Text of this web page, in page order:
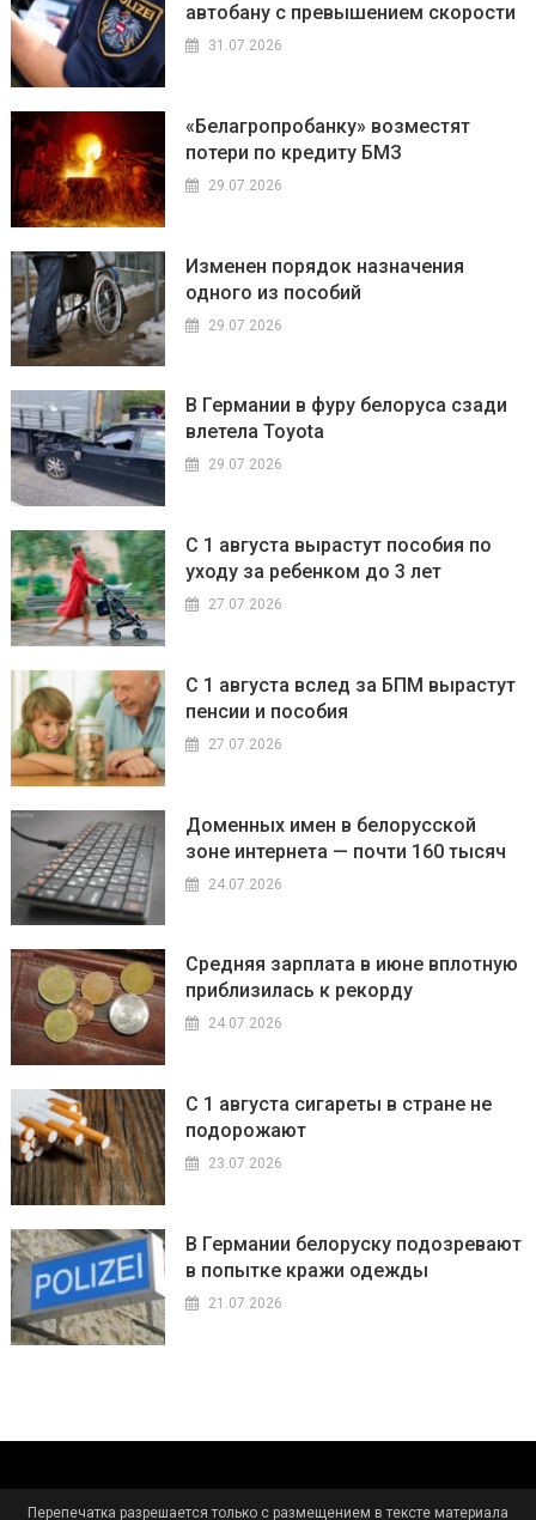
автобану с превышением скорости
31.07.2026
«Белагропробанку» возместят
потери по кредиту БМЗ
29.07.2026
Изменен порядок назначения
одного из пособий
29.07.2026
В Германии в фуру белоруса сзади
влетела Toyota
29.07.2026
С 1 августа вырастут пособия по
уходу за ребенком до 3 лет
27.07.2026
С 1 августа вслед за БПМ вырастут
пенсии и пособия
27.07.2026
Доменных имен в белорусской
зоне интернета — почти 160 тысяч
24.07.2026
Средняя зарплата в июне вплотную
приблизилась к рекорду
24.07.2026
С 1 августа сигареты в стране не
подорожают
23.07.2026
В Германии белоруску подозревают
в попытке кражи одежды
21.07.2026
Перепечатка разрешается только с размещением в тексте материала